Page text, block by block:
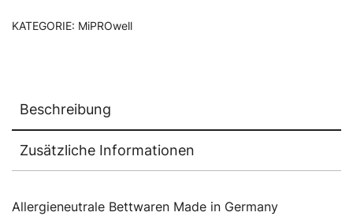
KATEGORIE: MiPROwell
Beschreibung
Zusätzliche Informationen
Allergieneutrale Bettwaren Made in Germany